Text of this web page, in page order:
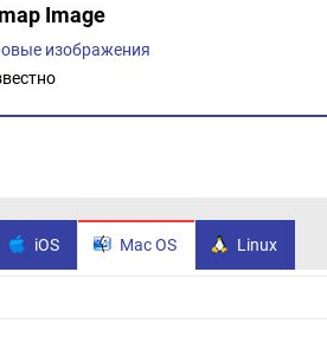
Image
изображения
iOS Mac OS Linux